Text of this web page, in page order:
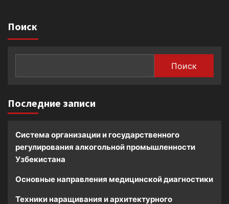
Поиск
Поиск
Последние записи
Система организации и государственного
регулирования алкогольной промышленности
Узбекистана
Основные направления медицинской диагностики
Техники наращивания и архитектурного